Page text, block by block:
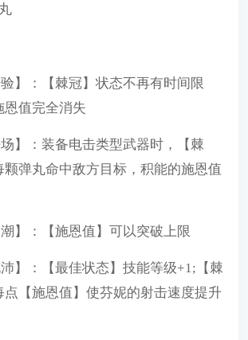
】：【棘冠】状态不再有时间限
恩值完全消失
】：装备电击类型武器时，【棘
颗弹丸命中敌方目标，积能的施恩值
】：【施恩值】可以突破上限
】：【最佳状态】技能等级+1;【棘
点【施恩值】使芬妮的射击速度提升